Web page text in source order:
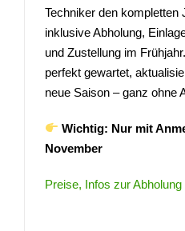
Techniker den
inklusive Abholung,
und Zustellung im
perfekt gewartet,
neue Saison – ganz ohne
Wichtig: Nur mit
November
Preise, Infos zur Abholung